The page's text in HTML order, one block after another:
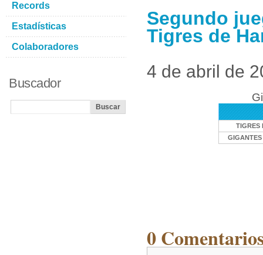
Segundo
Tigres de
4 de abril de
TIGRES
GIGANTES
0
Records
Estadísticas
Colaboradores
Buscador